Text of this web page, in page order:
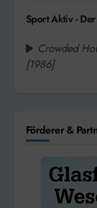
Sport Aktiv -
Crowded
[1986]
Förderer &